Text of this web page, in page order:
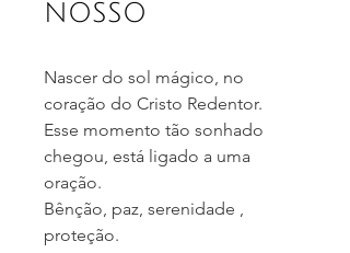
NOSSO
Nascer do sol mágico, no
coração do Cristo Redentor.
Esse momento tão sonhado
chegou, está ligado a uma
oração.
Bênção, paz, serenidade ,
proteção.